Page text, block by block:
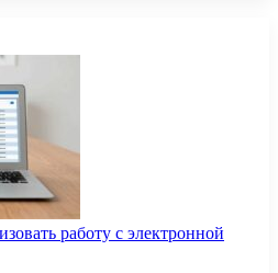
работу с электронной